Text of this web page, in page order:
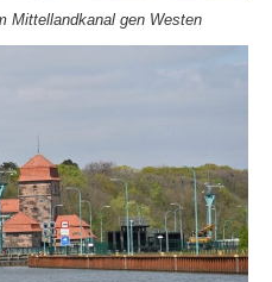
Mittellandkanal gen Westen